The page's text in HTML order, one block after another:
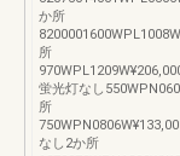
か所
所
蛍光灯なし
所
なし2か所